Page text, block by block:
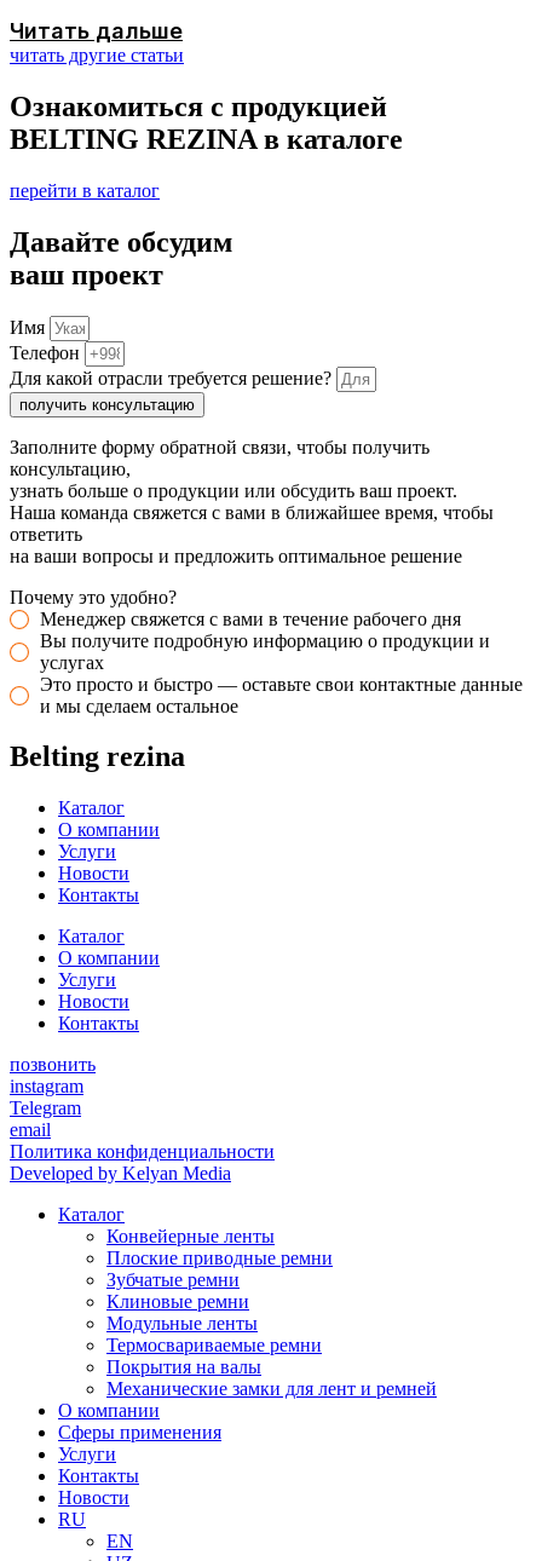
Читать дальше
читать другие статьи
Ознакомиться с продукцией
BELTING REZINA в каталоге
перейти в каталог
Давайте обсудим
ваш проект
Имя
Телефон
Для какой отрасли требуется решение?
получить консультацию
Заполните форму обратной связи, чтобы получить
консультацию,
узнать больше о продукции или обсудить ваш проект.
Наша команда свяжется с вами в ближайшее время, чтобы
ответить
на ваши вопросы и предложить оптимальное решение
Почему это удобно?
Менеджер свяжется с вами в течение рабочего дня
Вы получите подробную информацию о продукции и
услугах
Это просто и быстро — оставьте свои контактные данные
и мы сделаем остальное
Belting rezina
Каталог
О компании
Услуги
Новости
Контакты
Каталог
О компании
Услуги
Новости
Контакты
позвонить
instagram
Telegram
email
Политика конфиденциальности
Developed by Kelyan Media
Каталог
Конвейерные ленты
Плоские приводные ремни
Зубчатые ремни
Клиновые ремни
Модульные ленты
Термосвариваемые ремни
Покрытия на валы
Механические замки для лент и ремней
О компании
Сферы применения
Услуги
Контакты
Новости
RU
EN